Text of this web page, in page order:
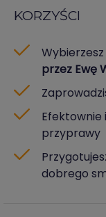
KORZYŚCI
przez Ewę
Efektownie
przyprawy
dobrego